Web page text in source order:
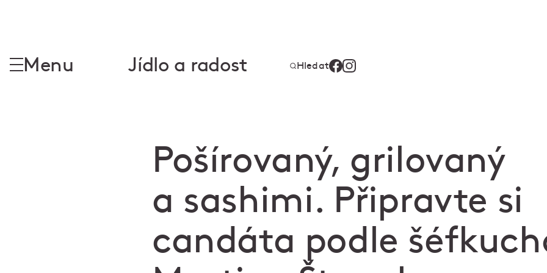
Menu Jídlo a radost Hledat
Pošírovaný, grilovaný
a sashimi. Připravte si
candáta podle